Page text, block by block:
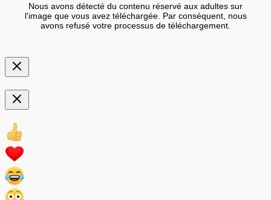
Nous avons détecté du contenu réservé aux adultes sur
l'image que vous avez téléchargée. Par conséquent, nous
avons refusé votre processus de téléchargement.